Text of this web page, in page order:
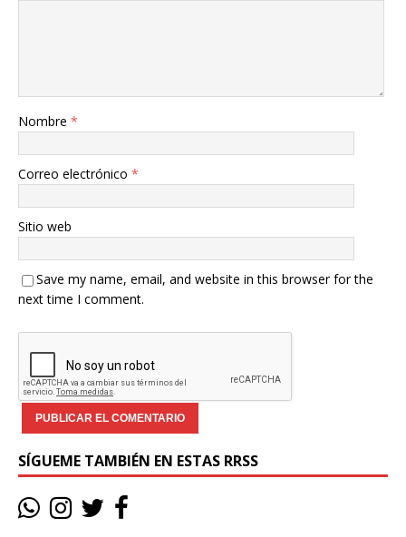
Nombre *
Correo electrónico *
Sitio web
Save my name, email, and website in this browser for the
next time I comment.
SÍGUEME TAMBIÉN EN ESTAS RRSS